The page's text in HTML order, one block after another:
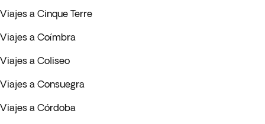
Viajes a Cinque Terre
Viajes a Coímbra
Viajes a Coliseo
Viajes a Consuegra
Viajes a Córdoba